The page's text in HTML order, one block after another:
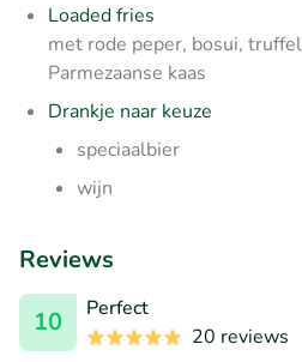
Loaded fries
met rode peper, bosui,
Parmezaanse kaas
Drankje naar keuze
speciaalbier
wijn
Reviews
10
Perfect
20 reviews